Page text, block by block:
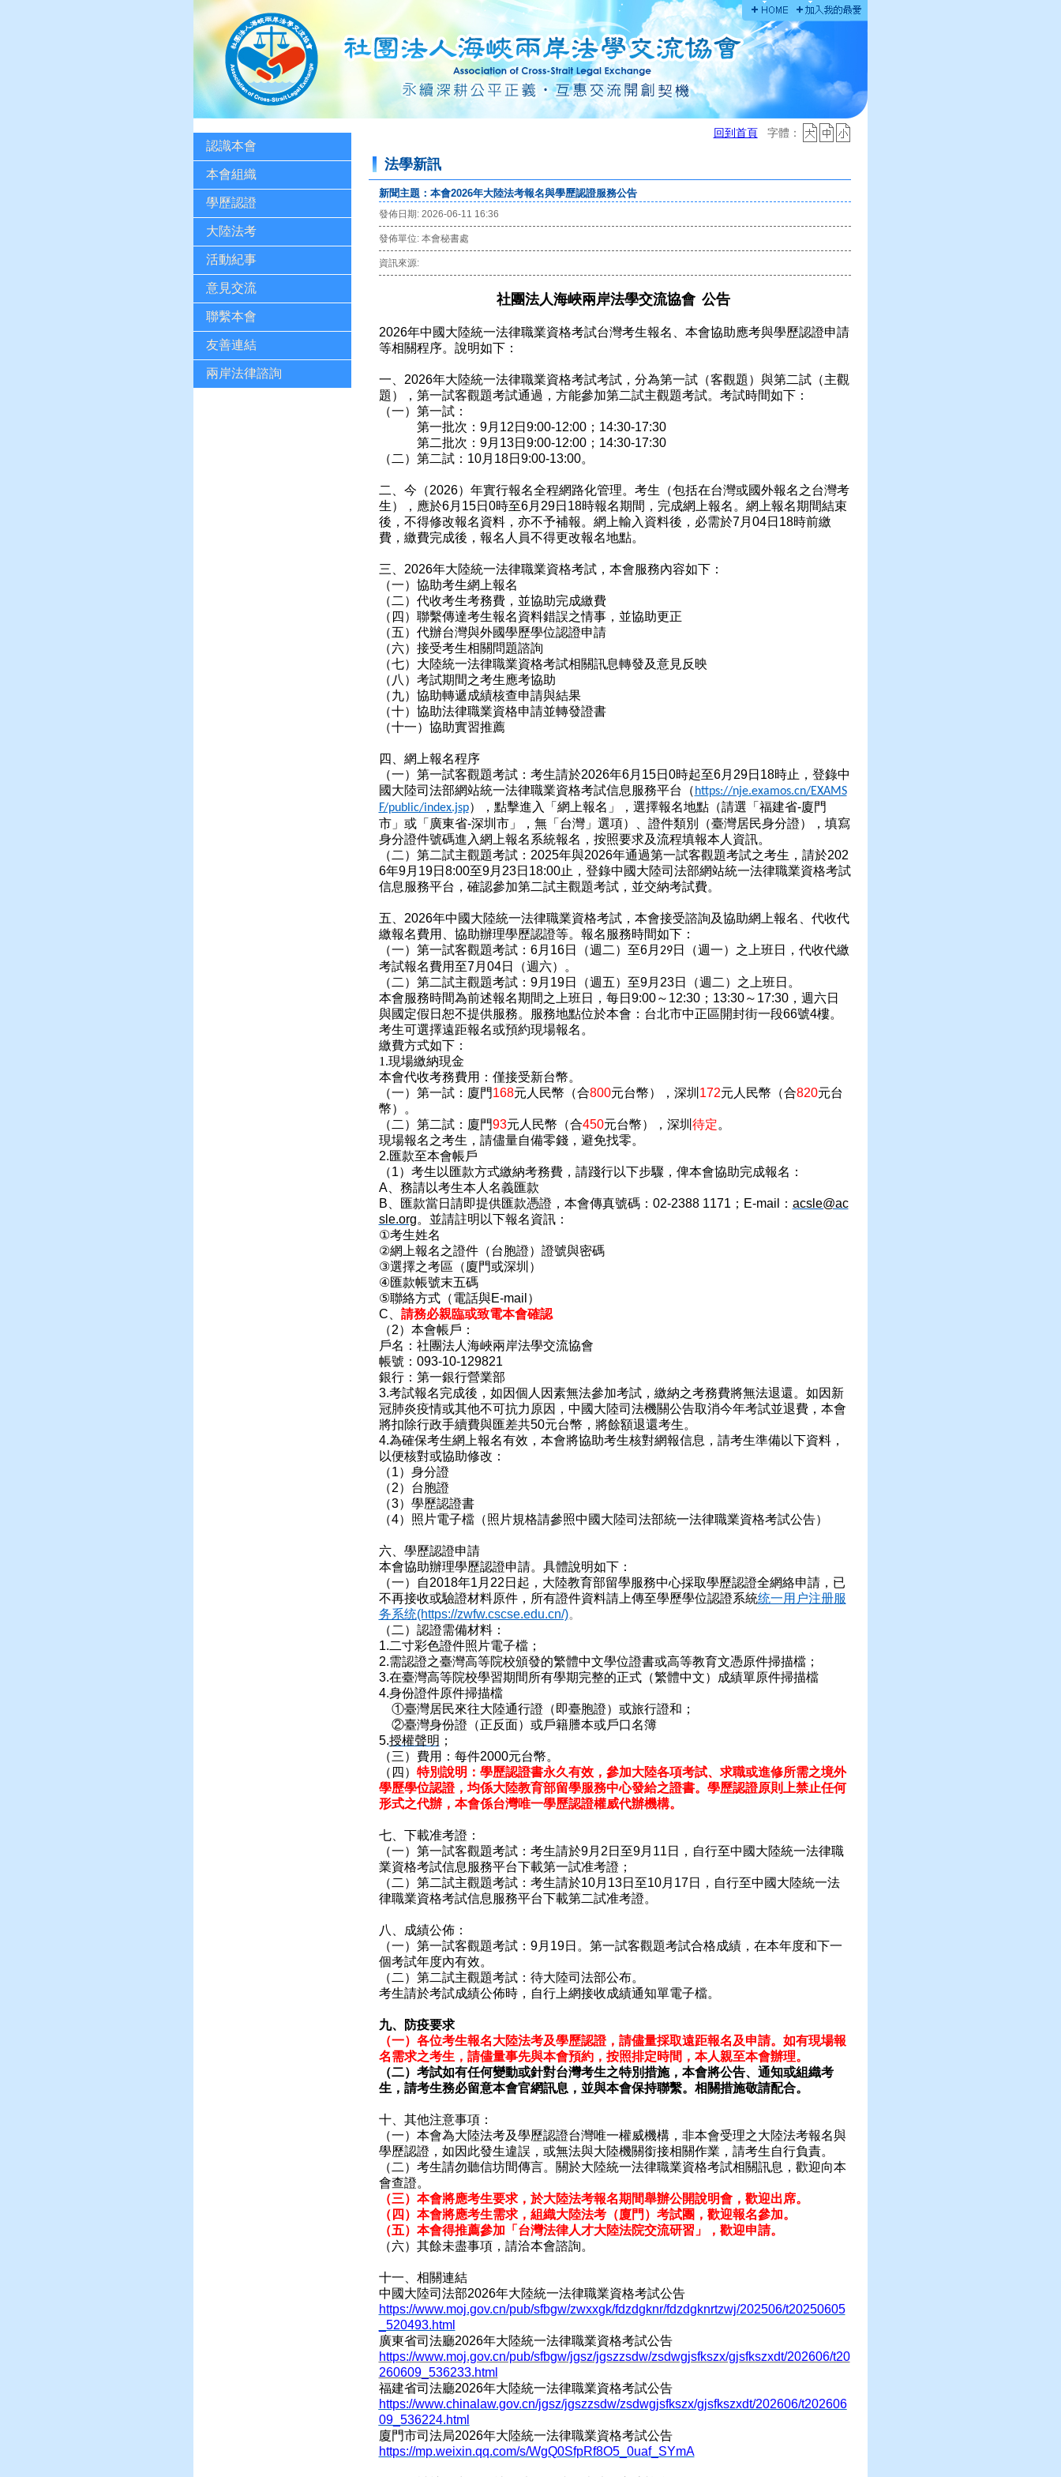
認識本會
本會組織
學歷認證
大陸法考
活動紀事
意見交流
聯繫本會
友善連結
兩岸法律諮詢
回到首頁字體：
法學新訊
新聞主題：本會2026年大陸法考報名與學歷認證服務公告
發佈日期: 2026-06-11 16:36
發佈單位: 本會秘書處
資訊來源:
社團法人海峽兩岸法學交流協會 公告
2026年中國大陸統一法律職業資格考試台灣考生報名、本會協助應考與學歷認證申請
等相關程序。說明如下：
一、 2026年大陸統一法律職業資格考試考試，分為第一試（客觀題）與第二試（主觀
題），第一試客觀題考試通過，方能參加第二試主觀題考試。考試時間如下：
（一） 第一試：
第一批次： 9月 12 日 9:00-12:00； 14:30-17:30
第二批次： 9月 13日 9:00-12:00； 14:30-17:30
（二） 第二試： 10月 18日 9:00-13:00。
二、今（2026）年實行報名全程網路化管理。考生（包括在台灣或國外報名之台灣考
生），應於6月 15日 0時至6月 29日 18時報名期間，完成網上報名。網上報名期間結束
後，不得修改報名資料，亦不予補報。網上輸入資料後，必需於7月 04日 18時前繳
費，繳費完成後，報名人員不得更改報名地點。
三、 2026年大陸統一法律職業資格考試，本會服務內容如下：
（一）協助考生網上報名
（二）代收考生考務費，並協助完成繳費
（四）聯繫傳達考生報名資料錯誤之情事，並協助更正
（五）代辦台灣與外國學歷學位認證申請
（六）接受考生相關問題諮詢
（七）大陸統一法律職業資格考試相關訊息轉發及意見反映
（八）考試期間之考生應考協助
（九）協助轉遞成績核查申請與結果
（十）協助法律職業資格申請並轉發證書
（十一）協助實習推薦
四、網上報名程序
（一）第一試客觀題考試：考生請於2026年6月 15日 0時起至6月 29日 18時止，登錄中
國大陸司法部網站統一法律職業資格考試信息服務平台 （ https://nje.examos.cn/EXAMS
F/public/index.jsp） ，點擊進入「網上報名」，選擇報名地點（請選「福建省-廈門
市」或「廣東省-深圳市」，無「台灣」選項）、證件類別（臺灣居民身分證），填寫
身分證件號碼進入網上報名系統報名，按照要求及流程填報本人資訊。
（二）第二試主觀題考試： 2025年與2026年通過第一試客觀題考試之考生，請於202
6年9月 19日 8:00至9月 23日 18:00止，登錄中國大陸司法部網站統一法律職業資格考試
信息服務平台，確認參加第二試主觀題考試，並交納考試費。
五、 2026年中國大陸統一法律職業資格考試，本會接受諮詢及協助網上報名、代收代
繳報名費用、協助辦理學歷認證等。報名服務時間如下：
（一）第一試客觀題考試： 6月 16日（週二）至6月 29日（週一）之上班日，代收代繳
考試報名費用至7月 04日（週六）。
（二）第二試主觀題考試： 9月 19日（週五）至9月 23日（週二）之上班日。
本會服務時間為前述報名期間之上班日，每日 9:00～ 12:30； 13:30～ 17:30，週六日
與國定假日恕不提供服務。服務地點位於本會：台北市中正區開封街一段66號4樓。
考生可選擇遠距報名或預約現場報名。
繳費方式如下：
1.現場繳納現金
本會代收考務費用：僅接受新台幣。
（一）第一試：廈門168元人民幣（合800元台幣），深圳 172元人民幣（合820元台
幣）。
（二）第二試：廈門93元人民幣（合450元台幣），深圳 待定。
現場報名之考生，請儘量自備零錢，避免找零。
2.匯款至本會帳戶
（1）考生以匯款方式繳納考務費，請踐行以下步驟，俾本會協助完成報名：
A、務請以考生本人名義匯款
B 、匯款當日請即提供匯款憑證，本會傳真號碼： 02-2388 1171 ； E-mail ： acsle@ac
sle.org。並請註明以下報名資訊：
①考生姓名
②網上報名之證件（台胞證）證號與密碼
③選擇之考區（廈門或深圳）
④匯款帳號末五碼
⑤聯絡方式（電話與E-mail ）
C
請務必親臨或致電本會確認
（2）本會帳戶：
戶名：社團法人海峽兩岸法學交流協會
帳號： 093-10-129821
銀行：第一銀行營業部
3.考試報名完成後，如因個人因素無法參加考試，繳納之考務費將無法退還。如因新
冠肺炎疫情或其他不可抗力原因，中國大陸司法機關公告取消今年考試並退費，本會
將扣除行政手續費與匯差共50元台幣，將餘額退還考生。
4.為確保考生網上報名有效，本會將協助考生核對網報信息，請考生準備以下資料，
以便核對或協助修改：
（1）身分證
（2）台胞證
（3）學歷認證書
（4）照片電子檔（照片規格請參照中國大陸司法部統一法律職業資格考試公告）
六、學歷認證申請
本會協助辦理學歷認證申請。具體說明如下：
（一）自2018年1 月 22 日起，大陸教育部留學服務中心採取學歷認證全網絡申請，已
不再接收或驗證材料原件，所有證件資料請上傳至學歷學位認證系統统一用户注册服
务系统(https://zwfw.cscse.edu.cn/)。
（二）認證需備材料：
1.二寸彩色證件照片電子檔；
2.需認證之臺灣高等院校頒發的繁體中文學位證書或高等教育文憑原件掃描檔；
3.在臺灣高等院校學習期間所有學期完整的正式（繁體中文）成績單原件掃描檔
4.身份證件原件掃描檔
①臺灣居民來往大陸通行證（即臺胞證）或旅行證和；
②臺灣身份證（正反面）或戶籍謄本或戶口名簿
5.授權聲明 ；
（三）費用：每件2000元台幣。
（四） 特別說明：學歷認證書永久有效，參加大陸各項考試、求職或進修所需之境外
學歷學位認證，均係大陸教育部留學服務中心發給之證書。學歷認證原則上禁止任何
形式之代辦，本會係台灣唯一學歷認證權威代辦機構。
七、下載准考證：
（一）第一試客觀題考試：考生請於9月 2 日至9月 11 日
，自行至中國大陸統一法律職
業資格考試信息服務平台下載第一試准考證；
（二）第二試主觀題考試：考生請於10月 13日至10月 17日
，自行至中國大陸統一法
律職業資格考試信息服務平台下載第二試准考證。
八、成績公佈：
（一）第一試客觀題考試： 9月 19日。第一試客觀題考試合格成績，在本年度和下一
個考試年度內有效。
（二）第二試主觀題考試： 待大陸司法部公布。
考生請於考試成績公佈時，自行上網接收成績通知單電子檔。
九、防疫要求
（一）各位考生報名大陸法考及學歷認證，請儘量採取遠距報名及申請。如有現場報
名需求之考生，請儘量事先與本會預約，按照排定時間，本人親至本會辦理。
（二）考試如有任何變動或針對台灣考生之特別措施，本會將公告、通知或組織考
生，請考生務必留意本會官網訊息，並與本會保持聯繫。相關措施敬請配合。
十、其他注意事項：
（一）本會為大陸法考及學歷認證台灣唯一權威機構，非本會受理之大陸法考報名與
學歷認證，如因此發生違誤，或無法與大陸機關銜接相關作業，請考生自行負責。
（二）考生請勿聽信坊間傳言。關於大陸統一法律職業資格考試相關訊息，歡迎向本
會查證。
（三）本會將應考生要求，於大陸法考報名期間舉辦公開說明會，歡迎出席。
（四）本會將應考生需求，組織大陸法考（廈門）考試團，歡迎報名參加。
（五）本會得推薦參加「台灣法律人才大陸法院交流研習」，歡迎申請。
（六）其餘未盡事項，請洽本會諮詢。
十一、相關連結
中國大陸司法部2026年大陸統一法律職業資格考試公告
https://www.moj.gov.cn/pub/sfbgw/zwxxgk/fdzdgknr/fdzdgknrtzwj/202506/t20250605
_520493.html
廣東省司法廳2026年大陸統一法律職業資格考試公告
https://www.moj.gov.cn/pub/sfbgw/jgsz/jgszzsdw/zsdwgjsfkszx/gjsfkszxdt/202606/t20
260609_536233.html
福建省司法廳2026年大陸統一法律職業資格考試公告
https://www.chinalaw.gov.cn/jgsz/jgszzsdw/zsdwgjsfkszx/gjsfkszxdt/202606/t202606
09_536224.html
廈門市司法局2026年大陸統一法律職業資格考試公告
https://mp.weixin.qq.com/s/WgQ0SfpRf8O5_0uaf_SYmA